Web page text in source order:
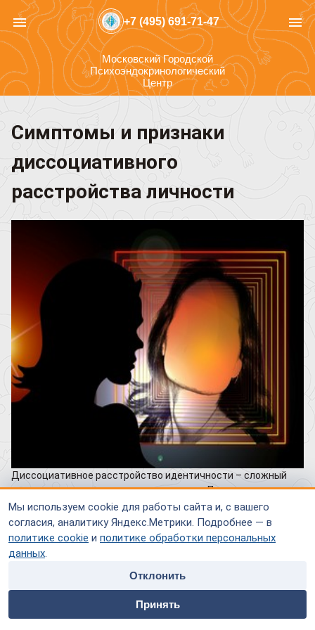
Мы используем cookie для работы сайта и, с вашего
согласия, аналитику Яндекс.Метрики. Подробнее — в
политике cookie и политике обработки персональных
данных.
Отклонить
Принять
home people
Специалисты
payment contacts
menu +7 (495) 691-71-47 menu
Московский Городской
Психоэндокринологический
Центр
Симптомы и признаки
диссоциативного
расстройства личности
Диссоциативное расстройство идентичности – сложный
термин для «немедицинского» человека. Привычнее
воспринимается его бытовое название – раздвоение
личности.
Диссоциативные расстройства
Это целая группа заболеваний, объединенных следующими
симптомами и признаками:
нарушение когнитивных функций –памяти,